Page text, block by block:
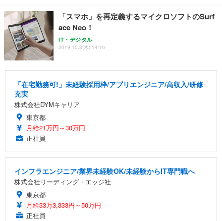
「スマホ」を再定義するマイクロソフトのSurf
ace Neo！
IT・デジタル
2019.10.3(木) 14:16
「在宅勤務可!」未経験採用枠/アプリエンジニア/高収入/研修
充実
株式会社DYMキャリア
東京都
月給21万円～30万円
正社員
インフラエンジニア/業界未経験OK/未経験からIT専門職へ
株式会社リーディング・エッジ社
東京都
月給33万3,333円～50万円
正社員